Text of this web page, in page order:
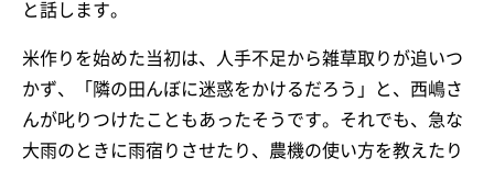
と話します。
米作りを始めた当初は、人手不足から雑草取りが追いつ
かず、「隣の田んぼに迷惑をかけるだろう」と、西嶋さ
んが叱りつけたこともあったそうです。それでも、急な
大雨のときに雨宿りさせたり、農機の使い方を教えたり